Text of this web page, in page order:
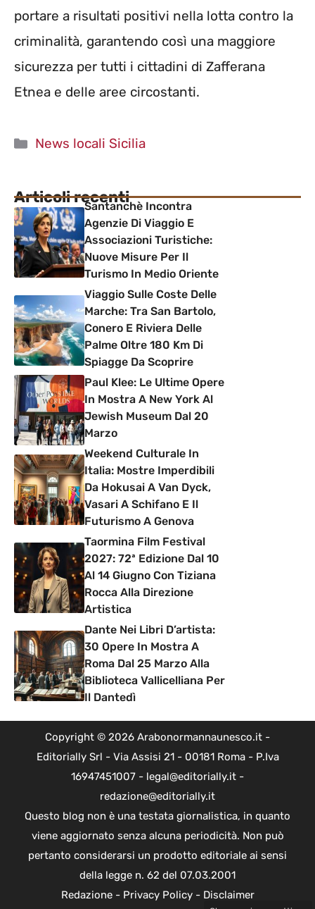
portare a risultati positivi nella lotta contro la
criminalità, garantendo così una maggiore
sicurezza per tutti i cittadini di Zafferana
Etnea e delle aree circostanti.
Categorie
News locali Sicilia
Articoli recentiSantanchè Incontra
Agenzie Di Viaggio E
Associazioni Turistiche:
Nuove Misure Per Il
Turismo In Medio Oriente
Viaggio Sulle Coste Delle
Marche: Tra San Bartolo,
Conero E Riviera Delle
Palme Oltre 180 Km Di
Spiagge Da Scoprire
Paul Klee: Le Ultime Opere
In Mostra A New York Al
Jewish Museum Dal 20
Marzo
Weekend Culturale In
Italia: Mostre Imperdibili
Da Hokusai A Van Dyck,
Vasari A Schifano E Il
Futurismo A Genova
Taormina Film Festival
2027: 72ª Edizione Dal 10
Al 14 Giugno Con Tiziana
Rocca Alla Direzione
Artistica
Dante Nei Libri D’artista:
30 Opere In Mostra A
Roma Dal 25 Marzo Alla
Biblioteca Vallicelliana Per
Il Dantedì
Copyright © 2026 Arabonormannaunesco.it -
Editorially Srl - Via Assisi 21 - 00181 Roma - P.Iva
16947451007 - legal@editorially.it -
redazione@editorially.it
Questo blog non è una testata giornalistica, in quanto
viene aggiornato senza alcuna periodicità. Non può
pertanto considerarsi un prodotto editoriale ai sensi
della legge n. 62 del 07.03.2001
Redazione- Privacy Policy- Disclaimer